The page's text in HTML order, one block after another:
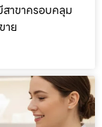
สาขาครอบคลุม
าย